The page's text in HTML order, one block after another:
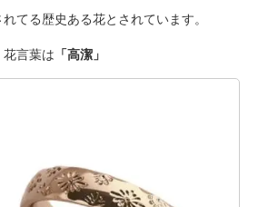
てる歴史ある花とされています。
花言葉は 「高潔」